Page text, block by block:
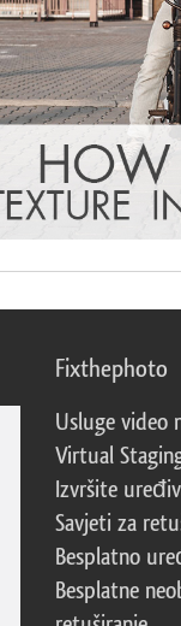
Fixthephoto
Usluge video
Virtual
Izvršite
Savjeti za
Besplatno
Besplatne